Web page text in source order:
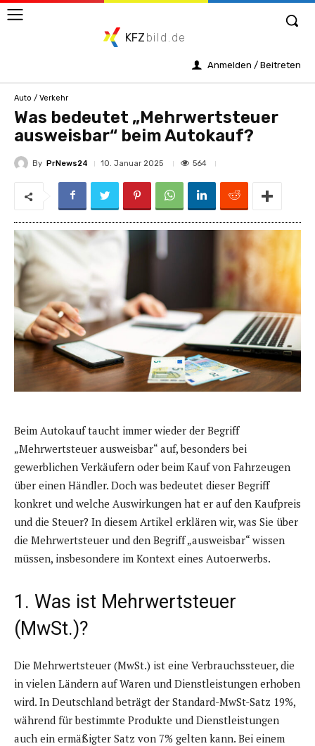
KFZ bild.de
Anmelden / Beitreten
Auto / Verkehr
Was bedeutet „Mehrwertsteuer
ausweisbar“ beim Autokauf?
By PrNews24 10. Januar 2025 564
Beim Autokauf taucht immer wieder der Begriff
„Mehrwertsteuer ausweisbar“ auf, besonders bei
gewerblichen Verkäufern oder beim Kauf von Fahrzeugen
über einen Händler. Doch was bedeutet dieser Begriff
konkret und welche Auswirkungen hat er auf den Kaufpreis
und die Steuer? In diesem Artikel erklären wir, was Sie über
die Mehrwertsteuer und den Begriff „ausweisbar“ wissen
müssen, insbesondere im Kontext eines Autoerwerbs.
1. Was ist Mehrwertsteuer
(MwSt.)?
Die Mehrwertsteuer (MwSt.) ist eine Verbrauchssteuer, die
in vielen Ländern auf Waren und Dienstleistungen erhoben
wird. In Deutschland beträgt der Standard-MwSt-Satz 19%,
während für bestimmte Produkte und Dienstleistungen
auch ein ermäßigter Satz von 7% gelten kann. Bei einem